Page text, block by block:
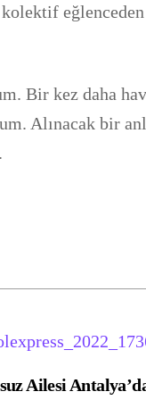
eğlenceden
Bir kez daha
Alınacak bir
Ailesi